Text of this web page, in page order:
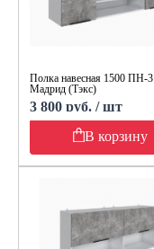
Полка навесная 1500 ПН-3
Мадрид (Тэкс)
3 800 руб. / шт
В корзину